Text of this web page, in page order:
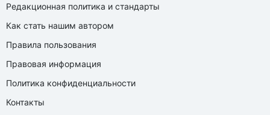
Редакционная политика и стандарты
Как стать нашим автором
Правила пользования
Правовая информация
Политика конфиденциальности
Контакты